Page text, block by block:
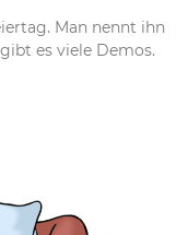
Man nennt ihn
es viele Demos.